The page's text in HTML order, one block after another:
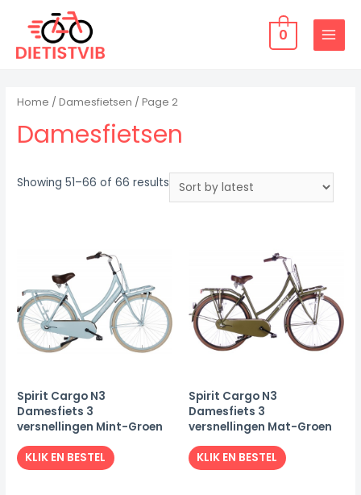
Doorgaan
inhoud
0
MAIN
Home /Damesfietsen / Page 2
Damesfietsen
Showing 51–66 of 66 results
Spirit Cargo N3
Damesfiets 3
versnellingen Mint-Groen
KLIK EN BESTEL
Spirit Cargo N3
Damesfiets 3
versnellingen Mat-Groen
KLIK EN BESTEL